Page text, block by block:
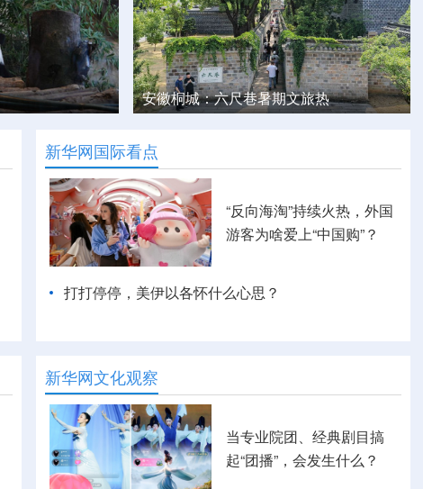
安徽桐城：六尺巷暑期文旅热
新华网国际看点
“反向海淘”持续火热，外国
游客为啥爱上“中国购”？
打打停停，美伊以各怀什么心思？
新华网文化观察
当专业院团、经典剧目搞
起“团播”，会发生什么？